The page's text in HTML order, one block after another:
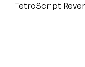
TetroScript